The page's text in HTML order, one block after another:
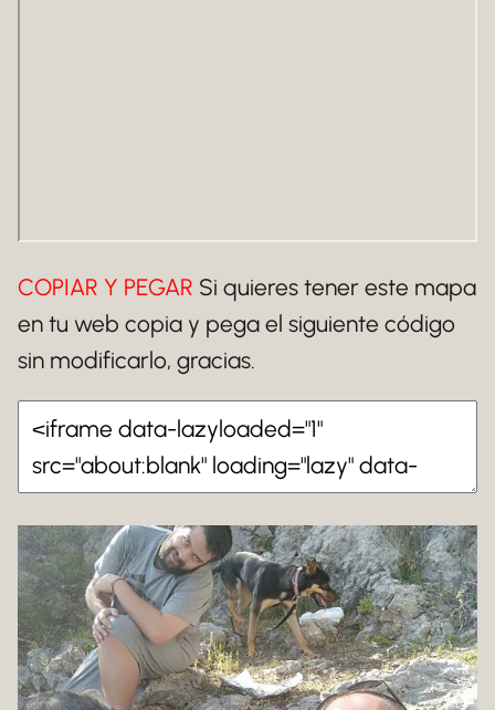
COPIAR Y PEGAR Si quieres tener este mapa
en tu web copia y pega el siguiente código
sin modificarlo, gracias.